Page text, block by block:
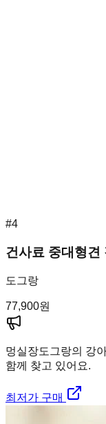
#4
건사료 중대형견
도그랑
77,900원
멍실장도그랑의 강
함께 찾고 있어요.
최저가 구매